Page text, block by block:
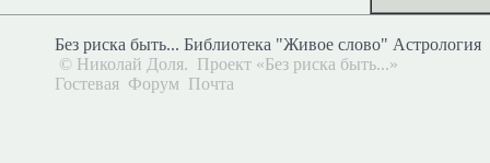
Без риска быть... Библиотека "Живое слово" Астрология
© Николай Доля. Проект «Без риска быть...»
Гостевая Форум Почта